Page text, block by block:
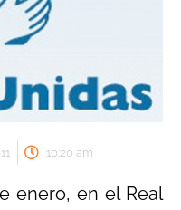
10:20 am
enero, en el Real